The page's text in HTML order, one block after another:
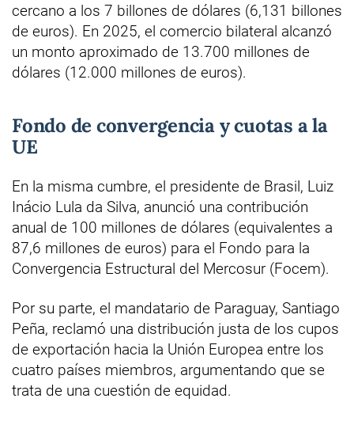
cercano a los 7 billones de dólares (6,131 billones
de euros). En 2025, el comercio bilateral alcanzó
un monto aproximado de 13.700 millones de
dólares (12.000 millones de euros).
Fondo de convergencia y cuotas a la
UE
En la misma cumbre, el presidente de Brasil, Luiz
Inácio Lula da Silva, anunció una contribución
anual de 100 millones de dólares (equivalentes a
87,6 millones de euros) para el Fondo para la
Convergencia Estructural del Mercosur (Focem).
Por su parte, el mandatario de Paraguay, Santiago
Peña, reclamó una distribución justa de los cupos
de exportación hacia la Unión Europea entre los
cuatro países miembros, argumentando que se
trata de una cuestión de equidad.